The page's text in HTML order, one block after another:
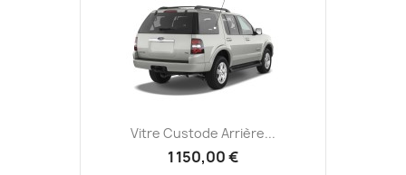
Vitre Custode Arrière...
1 150,00 €